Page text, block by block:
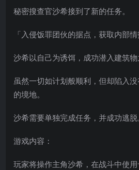
秘密搜查官沙希接到了新的任务。
「入侵饭罪团伙的据点，获取内部情
沙希以自己为诱饵，成功潜入建筑物
虽然一切如计划般顺利，但却陷入
的境地。
沙希需要单独完成任务，并成功逃脱
游戏内容：
玩家将操作主角沙希，在战斗中使